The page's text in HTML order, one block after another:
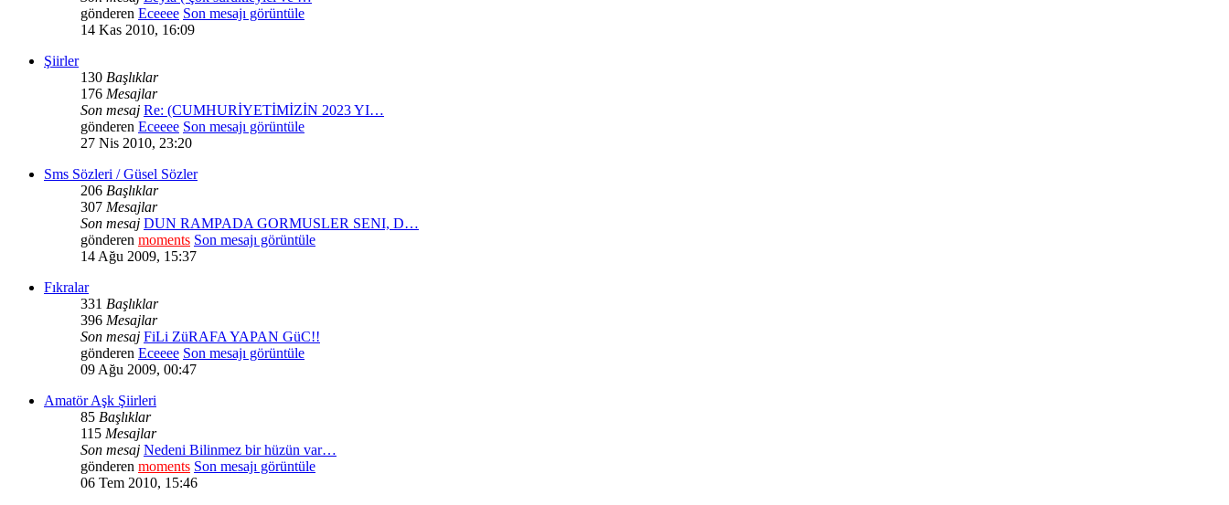
gönderen Eceeee Son mesajı görüntüle
14 Kas 2010, 16:09
Şiirler
130 Başlıklar
176 Mesajlar
Son mesaj Re: (CUMHURİYETİMİZİN 2023 YI…
gönderen Eceeee Son mesajı görüntüle
27 Nis 2010, 23:20
Sms Sözleri / Güsel Sözler
206 Başlıklar
307 Mesajlar
Son mesaj DUN RAMPADA GORMUSLER SENI, D…
gönderen moments Son mesajı görüntüle
14 Ağu 2009, 15:37
Fıkralar
331 Başlıklar
396 Mesajlar
Son mesaj FiLi ZüRAFA YAPAN GüC!!
gönderen Eceeee Son mesajı görüntüle
09 Ağu 2009, 00:47
Amatör Aşk Şiirleri
85 Başlıklar
115 Mesajlar
Son mesaj Nedeni Bilinmez bir hüzün var…
gönderen moments Son mesajı görüntüle
06 Tem 2010, 15:46